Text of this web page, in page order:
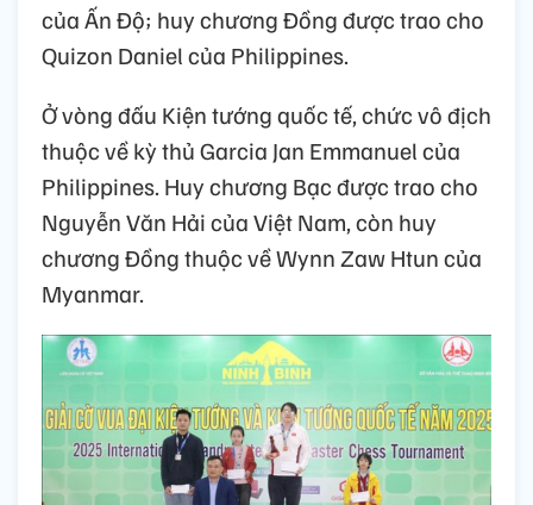
của Ấn Độ; huy chương Đồng được trao cho
Quizon Daniel của Philippines.
Ở vòng đấu Kiện tướng quốc tế, chức vô địch
thuộc về kỳ thủ Garcia Jan Emmanuel của
Philippines. Huy chương Bạc được trao cho
Nguyễn Văn Hải của Việt Nam, còn huy
chương Đồng thuộc về Wynn Zaw Htun của
Myanmar.